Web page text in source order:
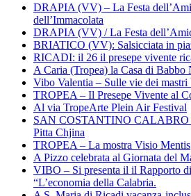
DRAPIA (VV) – La Festa
dell’Immacolata
DRAPIA (VV) / La Festa
BRIATICO (VV): Salsicciata in
RICADI: il 26 il presepe vivente
A Caria (Tropea) la Casa di Babbo
Vibo Valentia – Sulle vie dei
TROPEA – Il Presepe Vivente al
Al via TropeArte Plein Air Festival
SAN COSTANTINO CALABRO
Pitta Chjina
TROPEA – La mostra Visio Mentis
A Pizzo celebrata al Giornata del
VIBO – Si presenta il il Rapporto
“L’economia della Calabria.